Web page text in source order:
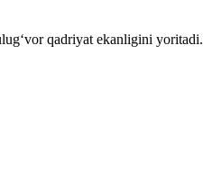
qadriyat ekanligini yoritadi.